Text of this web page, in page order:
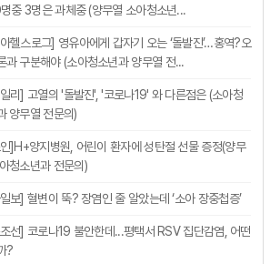
중 3명은 과체중 (양무열 소아청소년...
헬스로그] 영유아에게 갑자기 오는 ‘돌발진’…홍역?오
과 구분해야 (소아청소년과 양무열 전...
리] 고열의 '돌발진', '코로나19' 와 다른점은 (소아청
양무열 전문의)
]H+양지병원, 어린이 환자에 성탄절 선물 증정(양무
청소년과 전문의)
보] 혈변이 뚝? 장염인 줄 알았는데 ‘소아 장중첩증’
선] 코로나19 불안한데...평택서 RSV 집단감염, 어떤
?